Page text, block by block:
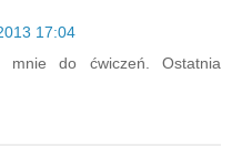
17:04
mnie do ćwiczeń. Ostatnia